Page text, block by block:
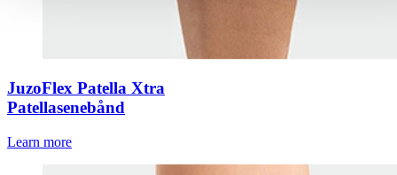
JuzoFlex Patella Xtra
Patellasenebånd
Learn more